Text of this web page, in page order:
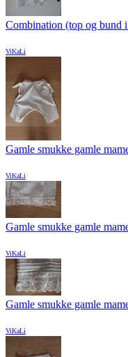
Combination (top og bund
ViKaLi
Gamle smukke gamle
ViKaLi
Gamle smukke gamle
ViKaLi
Gamle smukke gamle
ViKaLi